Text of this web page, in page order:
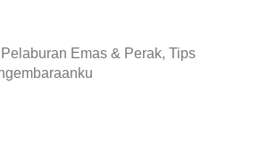
Emas & Perak, Tips